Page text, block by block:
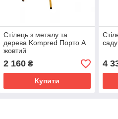
Стілець з металу та
дерева Kompred Порто А
жовтий
2 160₴
Купити
4